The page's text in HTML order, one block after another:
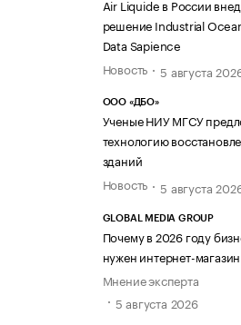
Air Liquide в России
решение Industrial
Data Sapience
Новость
5 августа
ООО «ДБО»
Ученые НИУ МГСУ
технологию
зданий
Новость
5 августа
GLOBAL MEDIA GROUP
Почему в 2026 году
нужен интернет-магазин
Мнение эксперта
5 августа 2026